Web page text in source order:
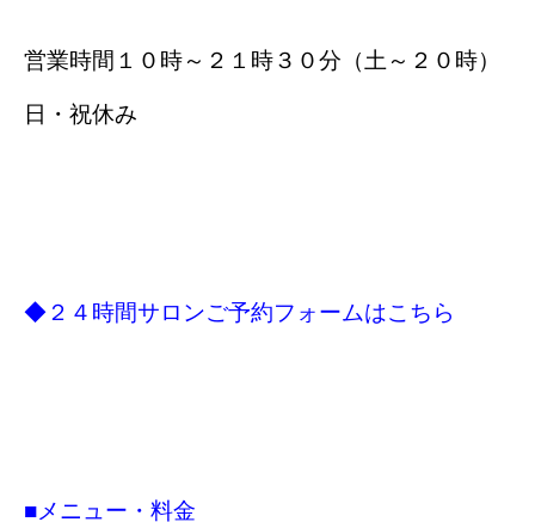
営業時間１０時～２１時３０分（土～２０時）
日・祝休み
◆２４時間サロンご予約フォームはこちら
■メニュー・料金